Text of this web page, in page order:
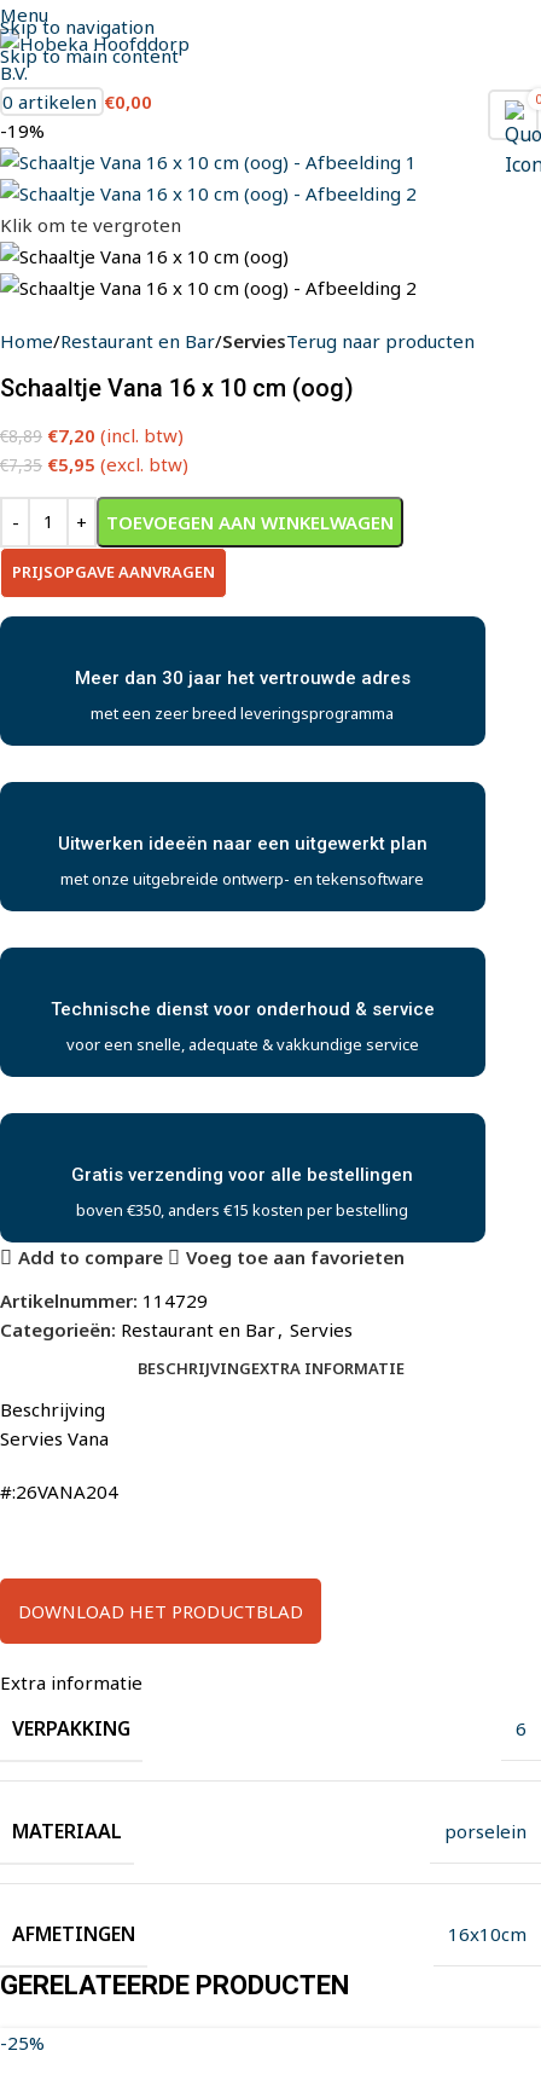
Skip to navigation
Skip to main content
Menu
0
0 artikelen €0,00
-19%
Klik om te vergroten
Home Restaurant en Bar ServiesTerug naar producten
Schaaltje Vana 16 x 10 cm (oog)
€8,89 €7,20 (incl. btw)
€7,35 €5,95 (excl. btw)
TOEVOEGEN AAN WINKELWAGEN
PRIJSOPGAVE AANVRAGEN
Meer dan 30 jaar het vertrouwde adres
met een zeer breed leveringsprogramma
Uitwerken ideeën naar een uitgewerkt plan
met onze uitgebreide ontwerp- en tekensoftware
Technische dienst voor onderhoud & service
voor een snelle, adequate & vakkundige service
Gratis verzending voor alle bestellingen
boven €350, anders €15 kosten per bestelling
Add to compare
Voeg toe aan favorieten
Artikelnummer: 114729
Categorieën: Restaurant en Bar, Servies
BESCHRIJVINGEXTRA INFORMATIE
Beschrijving
Servies Vana
#:26VANA204
DOWNLOAD HET PRODUCTBLAD
Extra informatie
VERPAKKING 6
MATERIAAL porselein
AFMETINGEN 16x10cm
GERELATEERDE PRODUCTEN
-25%